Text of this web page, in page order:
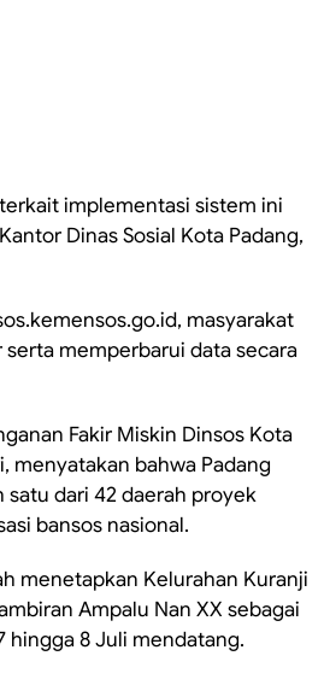
implementasi sistem ini
Dinas Sosial Kota Padang,
masyarakat
memperbarui data secara
Fakir Miskin Dinsos Kota
menyatakan bahwa Padang
satu dari 42 daerah proyek
bansos nasional.
menetapkan Kelurahan Kuranji
Ampalu Nan XX sebagai
hingga 8 Juli mendatang.